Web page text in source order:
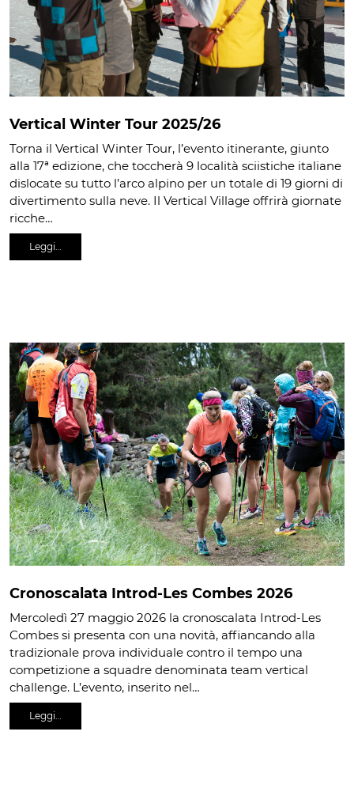
Vertical Winter Tour 2025/26
Torna il Vertical Winter Tour, l’evento itinerante, giunto
alla 17ª edizione, che toccherà 9 località sciistiche italiane
dislocate su tutto l’arco alpino per un totale di 19 giorni di
divertimento sulla neve. Il Vertical Village offrirà giornate
ricche…
Leggi…
Cronoscalata Introd-Les Combes 2026
Mercoledì 27 maggio 2026 la cronoscalata Introd-Les
Combes si presenta con una novità, affiancando alla
tradizionale prova individuale contro il tempo una
competizione a squadre denominata team vertical
challenge. L’evento, inserito nel…
Leggi…